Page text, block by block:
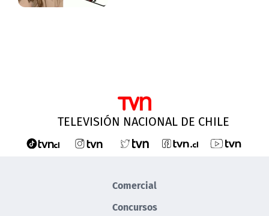
TELEVISIÓN NACIONAL DE CHILE
Comercial
Concursos